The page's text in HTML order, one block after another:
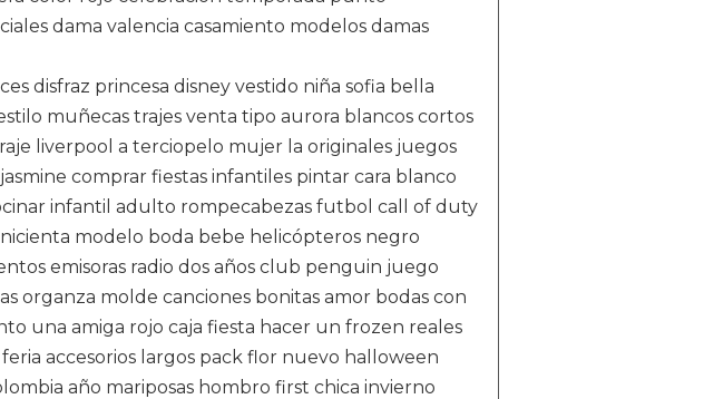
dama valencia casamiento modelos damas
disfraz princesa disney vestido niña sofia bella
muñecas trajes venta tipo aurora blancos cortos
liverpool a terciopelo mujer la originales juegos
comprar fiestas infantiles pintar cara blanco
infantil adulto rompecabezas futbol call of duty
modelo boda bebe helicópteros negro
emisoras radio dos años club penguin juego
organza molde canciones bonitas amor bodas con
una amiga rojo caja fiesta hacer un frozen reales
accesorios largos pack flor nuevo halloween
año mariposas hombro first chica invierno